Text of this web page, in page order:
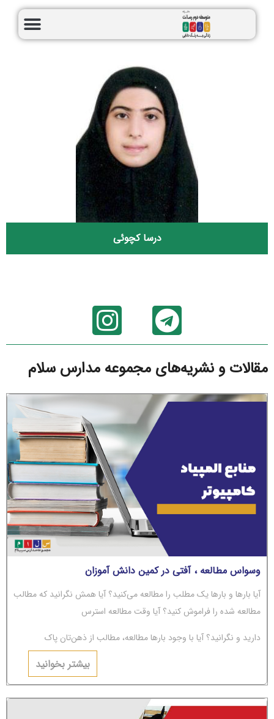
درسا کچوئی
مقالات و نشریه‌های مجموعه مدارس سلام
وسواس مطالعه ، آفتی در کمین دانش آموزان
آیا بارها و بارها یک مطلب را مطالعه می‌کنید؟ آیا همش نگرانید که مطالب
مطالعه شده را فراموش کنید؟ آیا وقت مطالعه استرس
دارید و نگرانید؟ آیا با وجود بارها مطالعه، مطالب از ذهن‌تان پاک
می‌شوند؟ اگر جواب‌تان مثبت است، باید بگوییم شما دچار
بیشتر بخوانید